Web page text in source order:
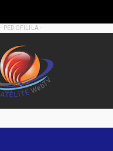
- PEDOFILILA -